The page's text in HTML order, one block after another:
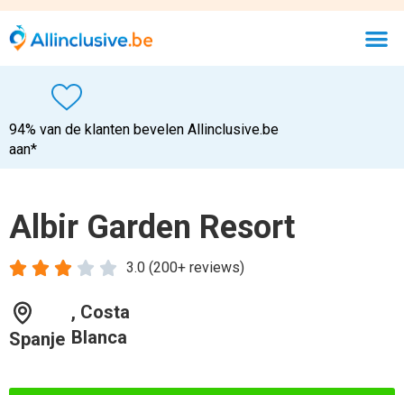
94% van de klanten bevelen Allinclusive.be
aan*
Albir Garden Resort
3.0 (200+ reviews)
    
Spanje
, Costa
Blanca